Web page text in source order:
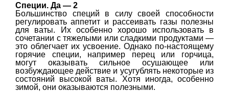
Специи. Да — 2
Большинство специй в силу своей способности
регулировать аппетит и рассеивать газы полезны
для ваты. Их особенно хорошо использовать в
сочетании с тяжелыми или сладкими продуктами —
это облегчает их усвоение. Однако по-настоящему
горячие специи, например перец или горчица,
могут оказывать сильное осушающее или
возбуждающее действие и усугублять некоторые из
состояний высокой ваты. Хотя иногда, особенно
зимой, они оказываются полезными.